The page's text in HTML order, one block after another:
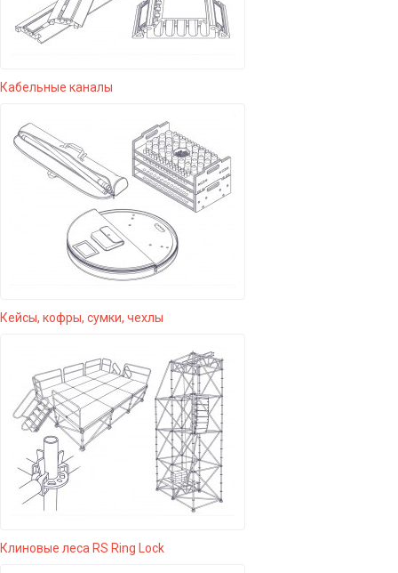
Кабельные каналы
Кейсы, кофры, сумки, чехлы
Клиновые леса RS Ring Lock